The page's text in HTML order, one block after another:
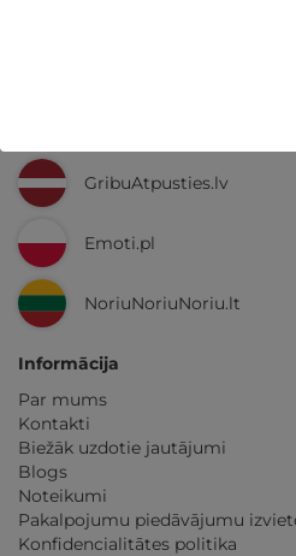
GribuAtpusties.lv
Emoti.pl
NoriuNoriuNoriu.lt
Informācija
Par mums
Kontakti
Biežāk uzdotie jautājumi
Blogs
Noteikumi
Pakalpojumu piedāvājumu
Konfidencialitātes politika